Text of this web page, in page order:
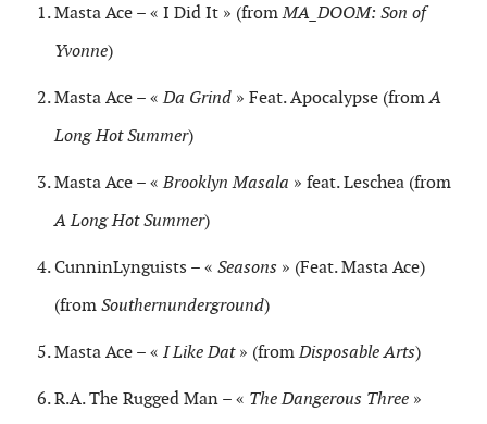
Masta Ace – « I Did It » (fromMA_DOOM: Son of
Yvonne)
Masta Ace – «Da Grind » Feat. Apocalypse (fromA
Long Hot Summer)
Masta Ace – «Brooklyn Masala » feat. Leschea (from
A Long Hot Summer)
CunninLynguists – « Seasons » (Feat. Masta Ace)
(fromSouthernunderground)
Masta Ace – « I Like Dat» (fromDisposable Arts)
R.A. The Rugged Man – « The Dangerous Three »